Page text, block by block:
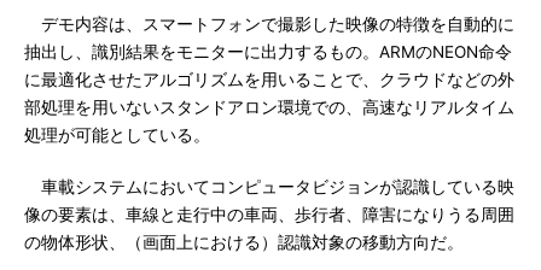
デモ内容は、スマートフォンで撮影した映像の特徴を自動的に
抽出し、識別結果をモニターに出力するもの。ARMのNEON命令
に最適化させたアルゴリズムを用いることで、クラウドなどの外
部処理を用いないスタンドアロン環境での、高速なリアルタイム
処理が可能としている。
車載システムにおいてコンピュータビジョンが認識している映
像の要素は、車線と走行中の車両、歩行者、障害になりうる周囲
の物体形状、（画面上における）認識対象の移動方向だ。